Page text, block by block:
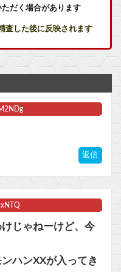
まった
「トルネコの大冒険」シリーズがリメイクされたり新作発売されない理由は？なぜ？
がヤバすぎると話題に！
部もらったな
円は147円に
だく場合があります
査した後に反映されます
返信
じゃねーけど、今
ハンXXが入ってき